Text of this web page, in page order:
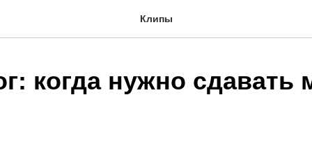
Клипы
когда нужно сдавать